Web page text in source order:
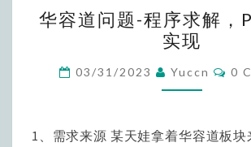
容
道
问
题-
序
华容道问题-程序求解，
实现
03/31/2023 Yuccn 0
1、需求来源 某天娃拿着华容道板